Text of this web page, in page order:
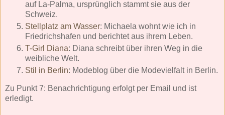
auf La-Palma, ursprünglich stammt sie aus der
Schweiz.
Stellplatz am Wasser: Michaela wohnt wie ich in
Friedrichshafen und berichtet aus ihrem Leben.
T-Girl Diana: Diana schreibt über ihren Weg in die
weibliche Welt.
Stil in Berlin: Modeblog über die Modevielfalt in Berlin.
Zu Punkt 7: Benachrichtigung erfolgt per Email und ist
erledigt.